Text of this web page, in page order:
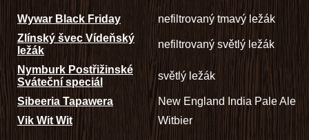
Wywar Black Friday
nefiltrovaný tmavý ležák
Zlínský švec Vídeňský
ležák
nefiltrovaný světlý ležák
Nymburk Postřižinské
Sváteční speciál
světlý ležák
Sibeeria Tapawera
New England India Pale Ale
Vik Wit Wit
Witbier